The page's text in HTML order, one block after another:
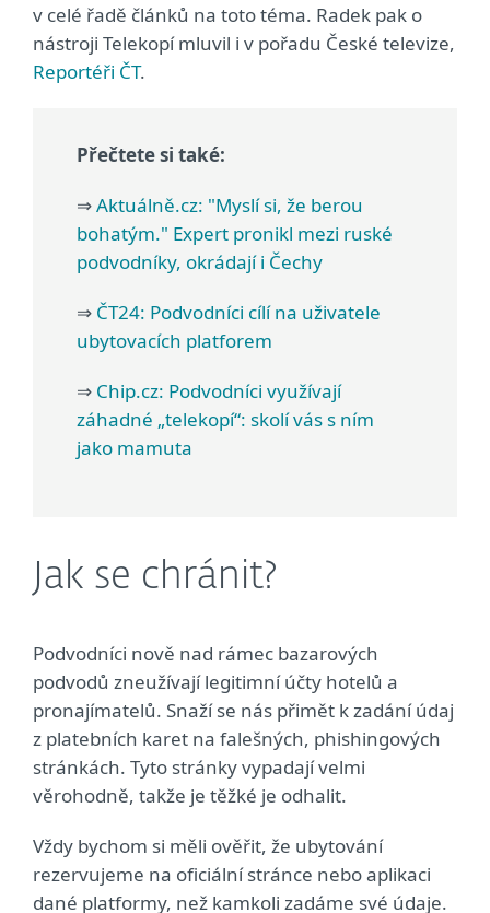
v celé řadě článků na toto téma. Radek pak o
nástroji Telekopí mluvil i v pořadu České televize,
Reportéři ČT.
Přečtete si také:
⇒Aktuálně.cz: "Myslí si, že berou
bohatým." Expert pronikl mezi ruské
podvodníky, okrádají i Čechy
⇒ ČT24: Podvodníci cílí na uživatele
ubytovacích platforem
⇒ Chip.cz: Podvodníci využívají
záhadné „telekopí“: skolí vás s ním
jako mamuta
Jak se chránit?
Podvodníci nově nad rámec bazarových
podvodů zneužívají legitimní účty hotelů a
pronajímatelů. Snaží se nás přimět k zadání údaj
z platebních karet na falešných, phishingových
stránkách. Tyto stránky vypadají velmi
věrohodně, takže je těžké je odhalit.
Vždy bychom si měli ověřit, že ubytování
rezervujeme na oficiální stránce nebo aplikaci
dané platformy, než kamkoli zadáme své údaje.